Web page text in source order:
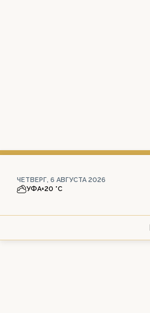
ЧЕТВЕРГ, 6 АВГУСТА 2026
УФА+20 °С